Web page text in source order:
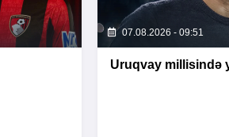
07.08.2026 - 09:51
Uruqvay millisində